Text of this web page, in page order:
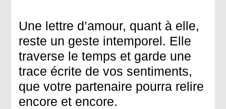
Une lettre d’amour, quant à elle,
reste un geste intemporel. Elle
traverse le temps et garde une
trace écrite de vos sentiments,
que votre partenaire pourra relire
encore et encore.